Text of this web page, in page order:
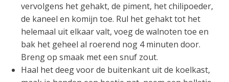
vervolgens het gehakt, de piment, het chilipoeder,
de kaneel en komijn toe. Rul het gehakt tot het
helemaal uit elkaar valt, voeg de walnoten toe en
bak het geheel al roerend nog 4 minuten door.
Breng op smaak met een snuf zout.
Haal het deeg voor de buitenkant uit de koelkast,